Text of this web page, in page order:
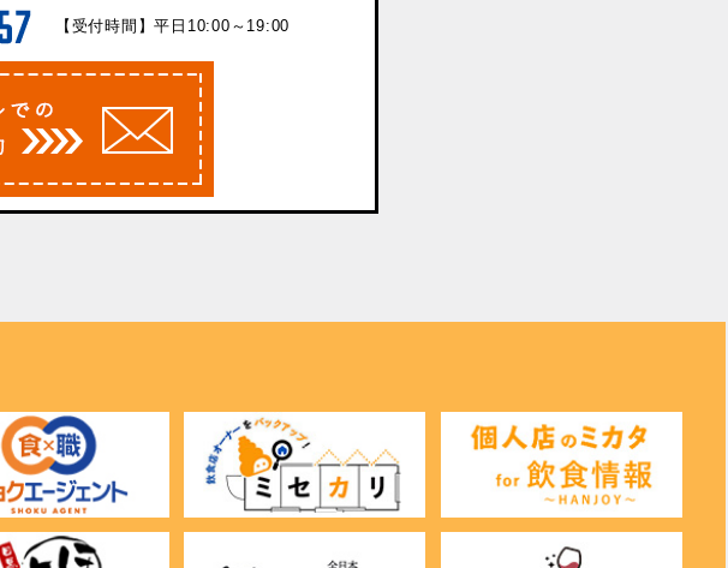
【受付時間】平日10:00～19:00